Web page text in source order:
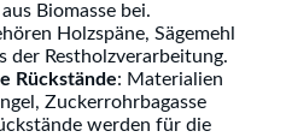
Biomasse bei.
Holzspäne, Sägemehl
der Restholzverarbeitung.
Rückstände: Materialien
Zuckerrohrbagasse
werden für die